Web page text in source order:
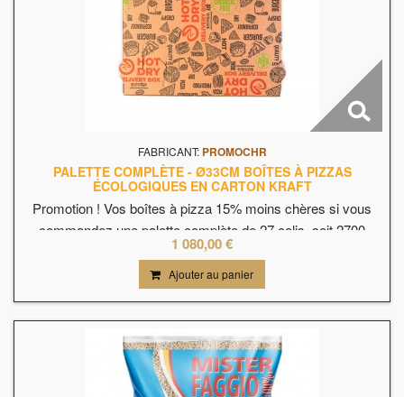
FABRICANT: PROMOCHR
PALETTE COMPLÈTE - Ø33CM BOÎTES À PIZZAS
ÉCOLOGIQUES EN CARTON KRAFT
Promotion ! Vos boîtes à pizza 15% moins chères si vous
commandez une palette complète de 27 colis, soit 2700
boîtes à 0,40cts pièce HT. Livraison comprise.Boîtes à pizza
sans bpa, en carton kraft.Système anti condensation, vos
pizzas arrivent chaudes et croustillantes chez vos clients.
1 080,00 €
Ajouter au panier